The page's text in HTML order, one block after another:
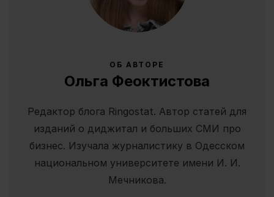
ОБ АВТОРЕ
Ольга Феоктистова
Редактор блога Ringostat. Автор статей для
изданий о диджитал и больших СМИ про
бизнес. Изучала журналистику в Одесском
национальном университете имени И. И.
Мечникова.